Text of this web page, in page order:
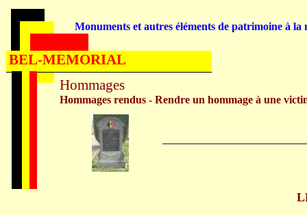
Hommages
Hommages rendus - Rendre un hommage à une
Monuments et autres éléments de patrimoine à la
BEL-MEMORIAL